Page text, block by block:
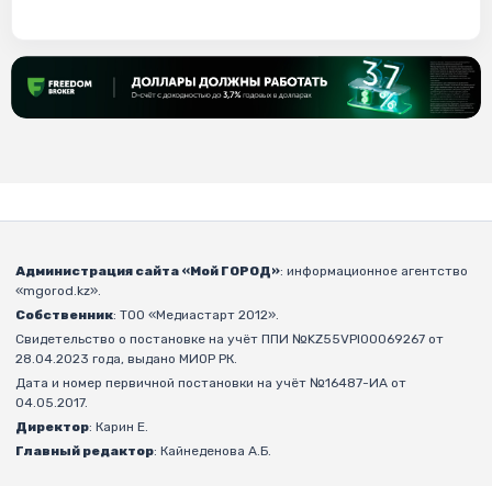
Администрация сайта «Мой ГОРОД»: информационное агентство
«mgorod.kz».
Собственник: ТОО «Медиастарт 2012».
Свидетельство о постановке на учёт ППИ №KZ55VPI00069267 от
28.04.2023 года, выдано МИОР РК.
Дата и номер первичной постановки на учёт №16487-ИА от
04.05.2017.
Директор: Карин Е.
Главный редактор: Кайнеденова А.Б.